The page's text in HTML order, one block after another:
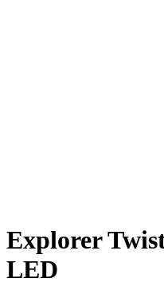
Explorer
LED